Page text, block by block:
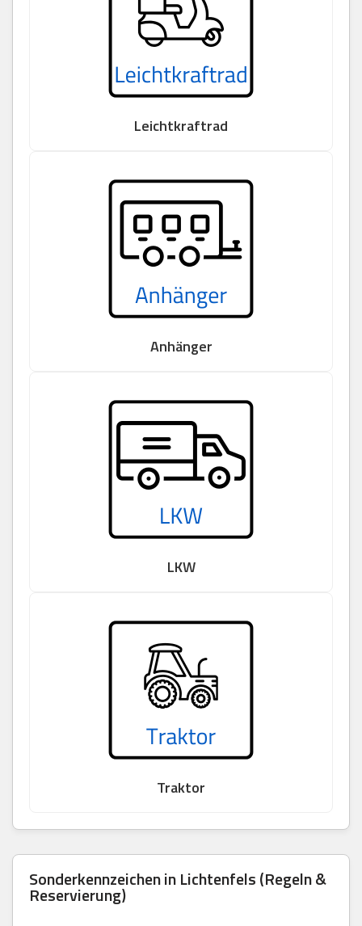
Leichtkraftrad
Anhänger
LKW
Traktor
Sonderkennzeichen in Lichtenfels (Regeln &
Reservierung)